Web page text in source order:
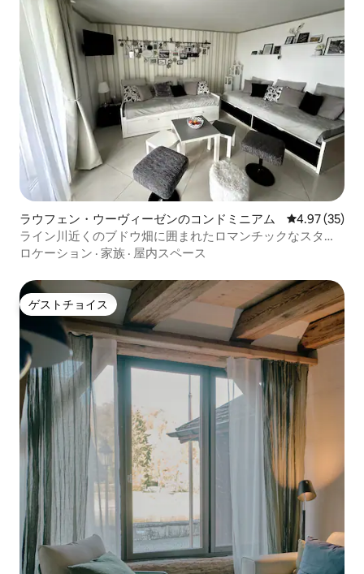
ラウフェン・ウーヴィーゼンのコンドミニアム レビュー35
4.97 (35)
ライン川近くのブドウ畑に囲まれたロマンチックなスタジ
オ I
ロケーション · 家族 · 屋内スペース
ゲストチョイス
ゲストチョイス